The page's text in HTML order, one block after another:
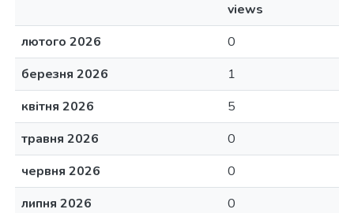
views
лютого 2026
0
березня 2026
1
квітня 2026
5
травня 2026
0
червня 2026
0
липня 2026
0